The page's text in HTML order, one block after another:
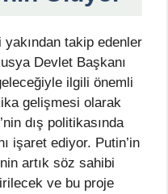
takip edenler
Devlet Başkanı
ilgili önemli
gelişmesi olarak
dış politikasında
işaret ediyor. Putin’in
artık söz sahibi
ve bu proje